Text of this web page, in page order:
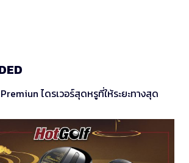
ไดรเวอร์สุดหรูที่ให้ระยะทางสุด